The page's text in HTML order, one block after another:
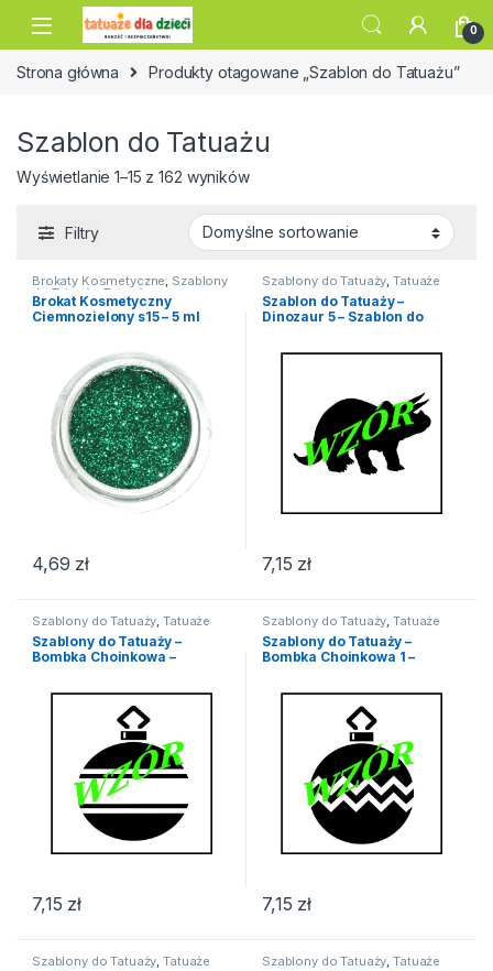
Skip to navigation
Skip to content
0
Strona główna Produkty otagowane „Szablon do Tatuażu”
Szablon do Tatuażu
Wyświetlanie 1–15 z 162 wyników
Filtry
Brokaty Kosmetyczne, Szablony
do Tatuaży ,Tatuaże
Brokat Kosmetyczny
Ciemnozielony s15 – 5 ml
4,69 zł
Szablony do Tatuaży,Tatuaże
Szablon do Tatuaży –
Dinozaur 5 – Szablon do
7,15 zł
Szablony do Tatuaży,Tatuaże
Szablony do Tatuaży –
Bombka Choinkowa –
7,15 zł
Szablony do Tatuaży,Tatuaże
Szablony do Tatuaży –
Bombka Choinkowa 1 –
7,15 zł
Szablony do Tatuaży ,Tatuaże Szablony do Tatuaży ,Tatuaże